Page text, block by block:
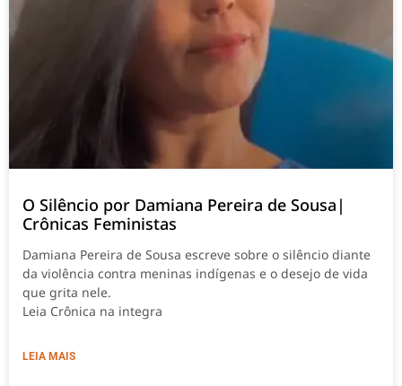
O Silêncio por Damiana Pereira de Sousa|
Crônicas Feministas
Damiana Pereira de Sousa escreve sobre o silêncio diante
da violência contra meninas indígenas e o desejo de vida
que grita nele.
Leia Crônica na integra
LEIA MAIS